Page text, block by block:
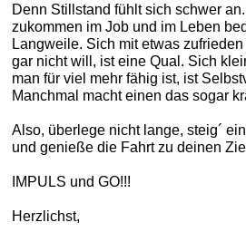
Denn Stillstand fühlt sich schwer
zukommen im Job und im Leben
Langweile. Sich mit etwas
gar nicht will, ist eine Qual. Sich
man für viel mehr fähig ist, ist
Manchmal macht einen das sogar
Also, überlege nicht lange, steig´
und genieße die Fahrt zu deinen
IMPULS und GO!!!
Herzlichst,